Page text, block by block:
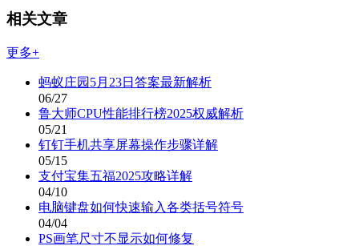
相关文章
更多+
蚂蚁庄园5月23日答案最新解析
06/27
鲁大师CPU性能排行榜2025权威解析
05/21
钉钉手机共享屏幕操作步骤详解
05/15
支付宝集五福2025攻略详解
04/10
电脑键盘如何快速输入各类括号符号
04/04
PS画笔尺寸不显示如何修复